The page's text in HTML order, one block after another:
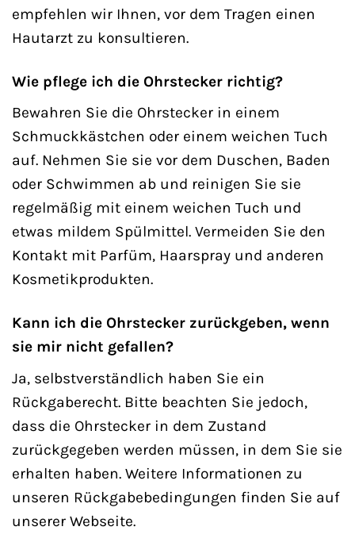
empfehlen wir Ihnen, vor dem Tragen einen
Hautarzt zu konsultieren.
Wie pflege ich die Ohrstecker richtig?
Bewahren Sie die Ohrstecker in einem
Schmuckkästchen oder einem weichen Tuch
auf. Nehmen Sie sie vor dem Duschen, Baden
oder Schwimmen ab und reinigen Sie sie
regelmäßig mit einem weichen Tuch und
etwas mildem Spülmittel. Vermeiden Sie den
Kontakt mit Parfüm, Haarspray und anderen
Kosmetikprodukten.
Kann ich die Ohrstecker zurückgeben, wenn
sie mir nicht gefallen?
Ja, selbstverständlich haben Sie ein
Rückgaberecht. Bitte beachten Sie jedoch,
dass die Ohrstecker in dem Zustand
zurückgegeben werden müssen, in dem Sie sie
erhalten haben. Weitere Informationen zu
unseren Rückgabebedingungen finden Sie auf
unserer Webseite.